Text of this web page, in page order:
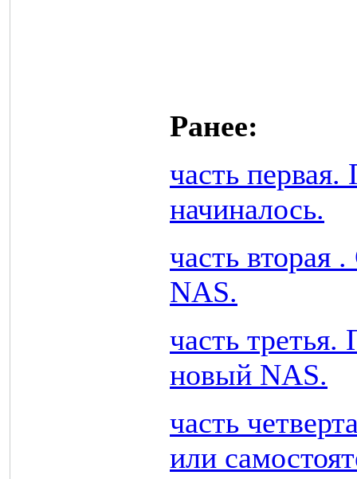
Ранее:
часть
начиналось.
часть вторая
NAS.
часть третья.
новый NAS.
часть
или